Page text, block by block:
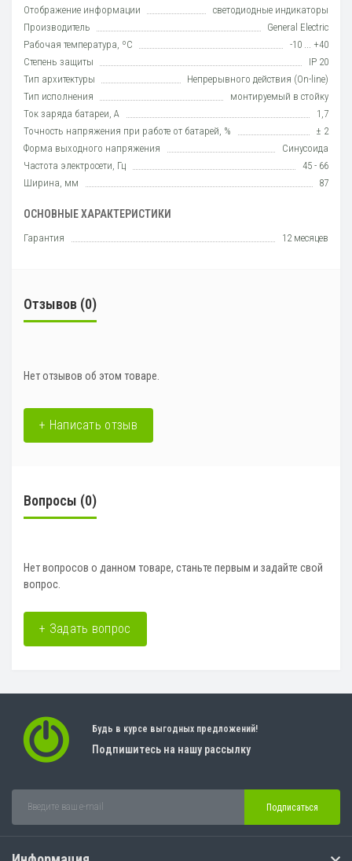
Отображение информации
светодиодные индикаторы
Производитель
General Electric
Рабочая температура, ºC
-10 ... +40
Степень защиты
IP 20
Тип архитектуры
Непрерывного действия (On-line)
Тип исполнения
монтируемый в стойку
Ток заряда батареи, А
1,7
Точность напряжения при работе от батарей, %
± 2
Форма выходного напряжения
Синусоида
Частота электросети, Гц
45 - 66
Ширина, мм
87
ОСНОВНЫЕ ХАРАКТЕРИСТИКИ
Гарантия 12 месяцев
Отзывов (0)
Нет отзывов об этом товаре.
+ Написать отзыв
Вопросы (0)
Нет вопросов о данном товаре, станьте первым и задайте свой
вопрос.
+ Задать вопрос
Будь в курсе выгодных предложений!
Подпишитесь на нашу рассылку
Подписаться